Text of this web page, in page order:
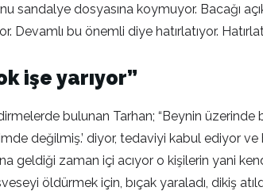
sandalye dosyasına koymuyor. Bacağı
bu önemli diye hatırlatıyor.
işe yarıyor”
bulunan Tarhan; “Beynin üzerinde
değilmiş.’ diyor, tedaviyi kabul ediyor
zaman içi acıyor o kişilerin yani
öldürmek için, bıçak yaraladı, dikiş